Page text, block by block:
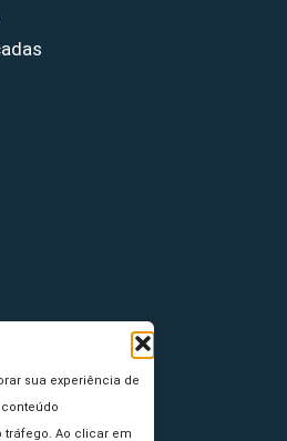
sua experiência de
tráfego. Ao clicar em